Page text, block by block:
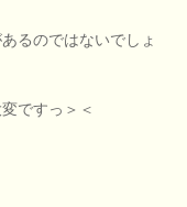
るのではないでしょ
ですっ＞＜